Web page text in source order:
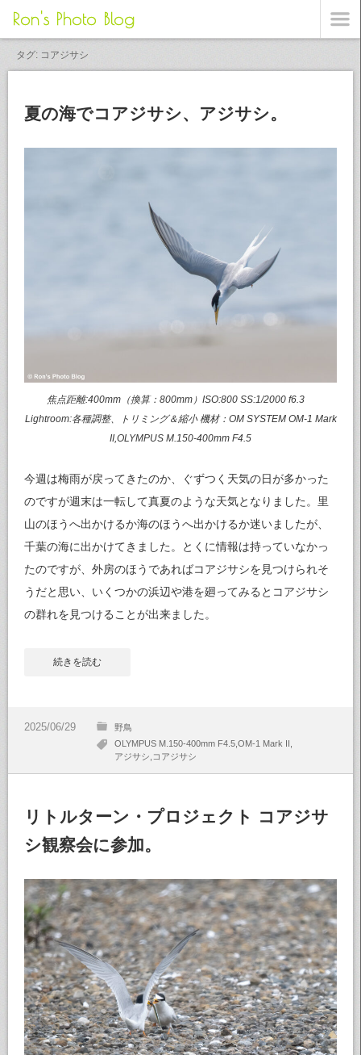
Ron's Photo Blog
タグ: コアジサシ
夏の海でコアジサシ、アジサシ。
焦点距離:400mm（換算：800mm）ISO:800 SS:1/2000 f6.3
Lightroom:各種調整、トリミング＆縮小 機材：OM SYSTEM OM-1 Mark
II,OLYMPUS M.150-400mm F4.5
今週は梅雨が戻ってきたのか、ぐずつく天気の日が多かった
のですが週末は一転して真夏のような天気となりました。里
山のほうへ出かけるか海のほうへ出かけるか迷いましたが、
千葉の海に出かけてきました。とくに情報は持っていなかっ
たのですが、外房のほうであればコアジサシを見つけられそ
うだと思い、いくつかの浜辺や港を廻ってみるとコアジサシ
の群れを見つけることが出来ました。
続きを読む
野鳥
OLYMPUS M.150-400mm F4.5 OM-1 Mark II
アジサシ コアジサシ
リトルターン・プロジェクト コアジサ
シ観察会に参加。